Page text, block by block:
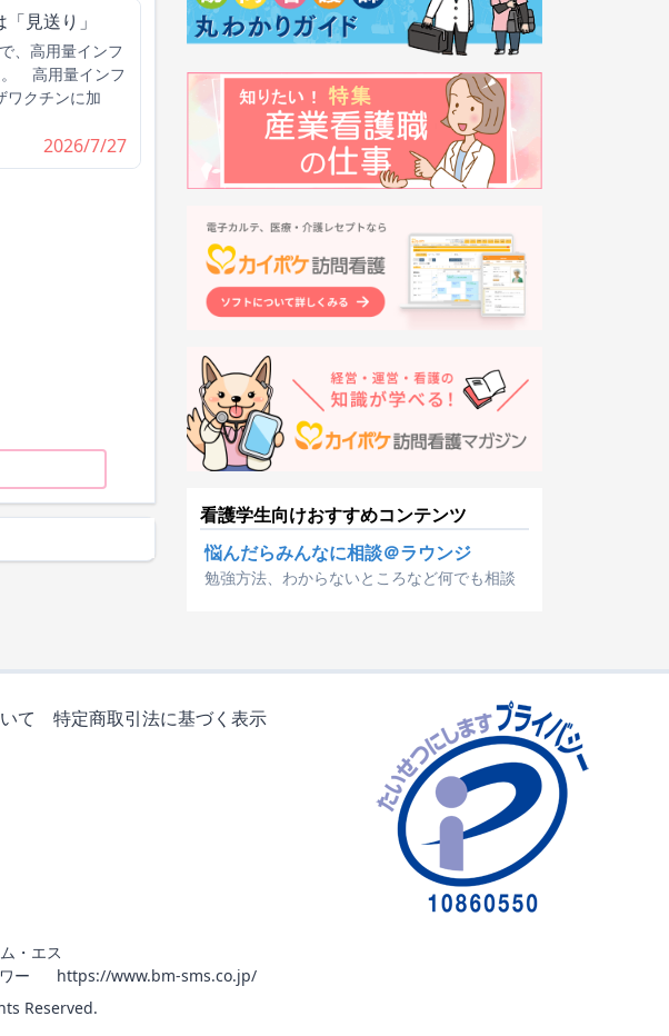
見送り」
、高用量インフ
。 高用量インフ
ワクチンに加
2026/7/27
看護学生向けおすすめコンテンツ
悩んだらみんなに相談＠ラウンジ
勉強方法、わからないところなど何でも相談
て 特定商取引法に基づく表示
・エス
ー
https://www.bm-sms.co.jp/
Reserved.